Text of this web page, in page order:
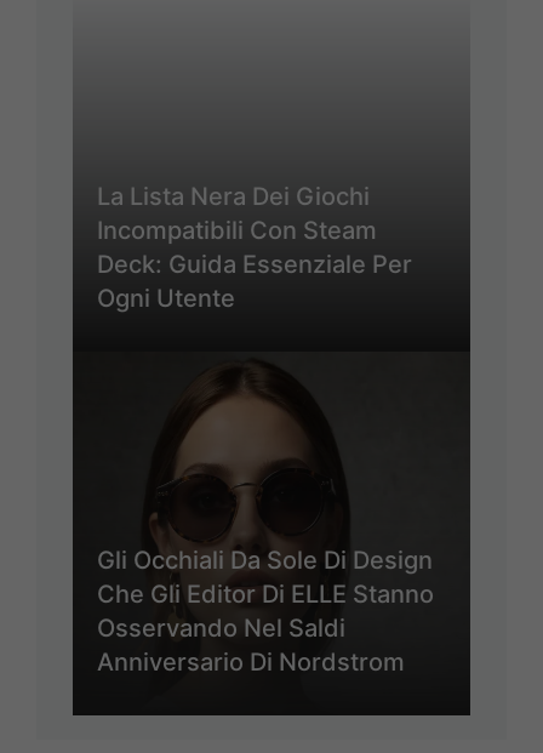
La Lista Nera Dei Giochi
Incompatibili Con Steam
Deck: Guida Essenziale Per
Ogni Utente
Gli Occhiali Da Sole Di Design
Che Gli Editor Di ELLE Stanno
Osservando Nel Saldi
Anniversario Di Nordstrom